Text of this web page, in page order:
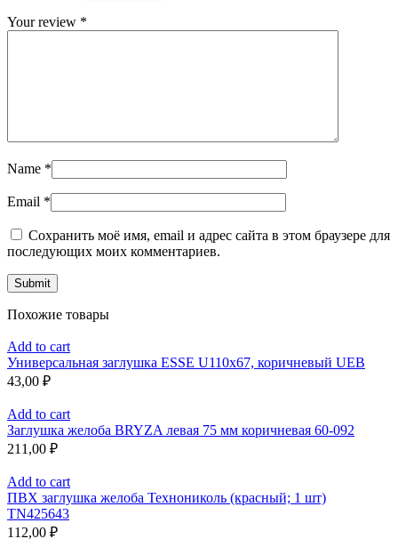
Your review *
Name *
Email *
Сохранить моё имя, email и адрес сайта в этом браузере для
последующих моих комментариев.
Похожие товары
Add to cart
Универсальная заглушка ESSE U110x67, коричневый UEB
43,00 ₽
Add to cart
Заглушка желоба BRYZA левая 75 мм коричневая 60-092
211,00 ₽
Add to cart
ПВХ заглушка желоба Технониколь (красный; 1 шт)
TN425643
112,00 ₽